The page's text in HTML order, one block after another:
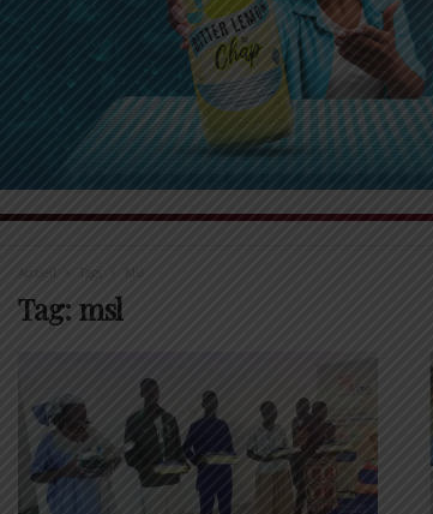
Accueil Tags
Tag: msl